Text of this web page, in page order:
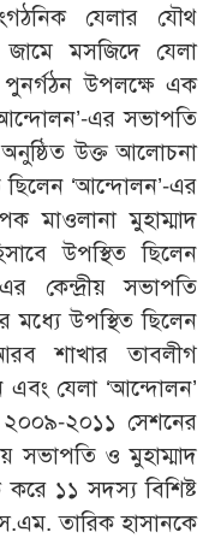
যেলার যৌথ
মসজিদে যেলা
পুনর্গঠন উপলক্ষে এক
এর সভাপতি
অনুষ্ঠিত উক্ত আলোচনা
ছিলেন ‘আন্দোলন’-এর
মাওলানা মুহাম্মাদ
উপস্থিত ছিলেন
কেন্দ্রীয় সভাপতি
মধ্যে উপস্থিত ছিলেন
শাখার তাবলীগ
এবং যেলা ‘আন্দোলন’
২০০৯-২০১১ সেশনের
সভাপতি ও মুহাম্মাদ
১১ সদস্য বিশিষ্ট
তারিক হাসানকে